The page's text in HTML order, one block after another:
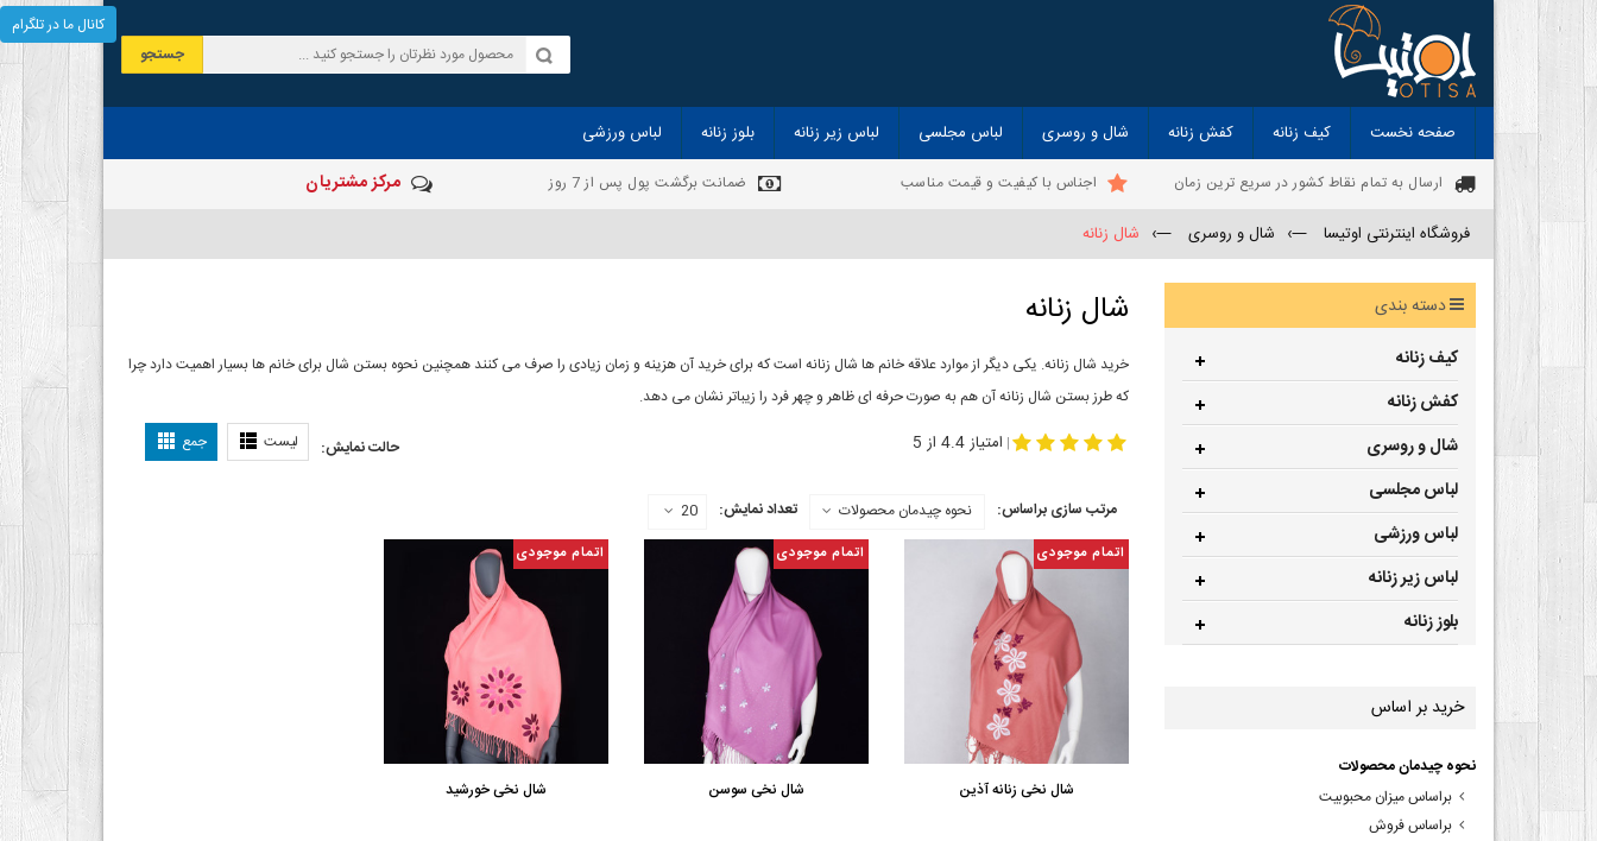
جستجو
صفحه نخست کیف زنانه کفش زنانه شال و روسری لباس مجلسی لباس زیر زنانه بلوز زنانه لباس ورزشی
ارسال به تمام نقاط کشور در سریع ترین زمان اجناس با کیفیت و قیمت مناسب ضمانت برگشت پول پس از 7 روز مرکز مشتریان
فروشگاه اینترنتی اوتیسا —› شال و روسری —› شال زنانه
شال زنانه
خرید شال زنانه. یکی دیگر از موارد علاقه خانم ها شال زنانه است که برای خرید آن هزینه و زمان زیادی را صرف می کنند همچنین نحوه بستن شال برای خانم ها بسیار اهمیت دارد چرا
که طرز بستن شال زنانه آن هم به صورت حرفه ای ظاهر و چهر فرد را زیباتر نشان می دهد.
حالت نمایش: لیست جمع | امتیاز 4.4 از 5
مرتب سازی براساس: نحوه چیدمان محصولات تعداد نمایش: 20
اتمام موجودی
شال نخی زنانه آذین
اتمام موجودی
شال نخی سوسن
اتمام موجودی
شال نخی خورشید
دسته بندی
کیف زنانه
کفش زنانه
شال و روسری
لباس مجلسی
لباس ورزشی
لباس زیر زنانه
بلوز زنانه
خرید بر اساس
نحوه چیدمان محصولات
براساس میزان محبوبیت
براساس فروش
کانال ما در تلگرام